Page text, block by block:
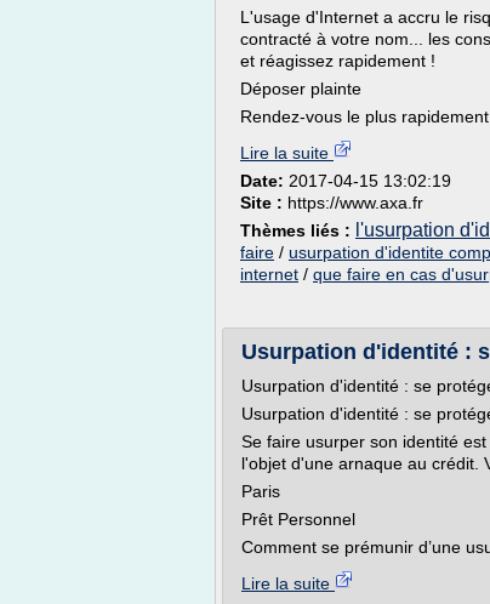
L'usage d'Internet a accru le
contracté à votre nom... les
et réagissez rapidement !
Déposer plainte
Rendez-vous le plus
Lire la suite
Date: 2017-04-15 13:02:19
Site : https://www.axa.fr
Thèmes liés : l'usurpation
faire / usurpation d'identite
internet / que faire en cas
Usurpation d'identité :
Usurpation d'identité : se
Usurpation d'identité : se
Se faire usurper son identité
l'objet d'une arnaque au crédit.
Paris
Prêt Personnel
Comment se prémunir d’une
Lire la suite